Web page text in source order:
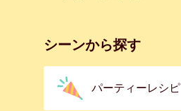
シーンから探す
パーティーレシピ